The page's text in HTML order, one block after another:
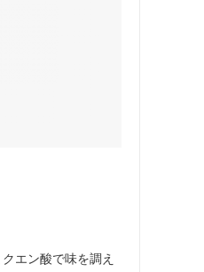
エン酸で味を調え